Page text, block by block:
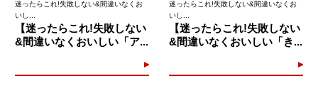
迷ったらこれ!失敗しない&間違いなくお
いし...
【迷ったらこれ!失敗しない
&間違いなくおいしい「ア...
迷ったらこれ!失敗しない&間違いなくお
いし...
【迷ったらこれ!失敗しない
&間違いなくおいしい「き...